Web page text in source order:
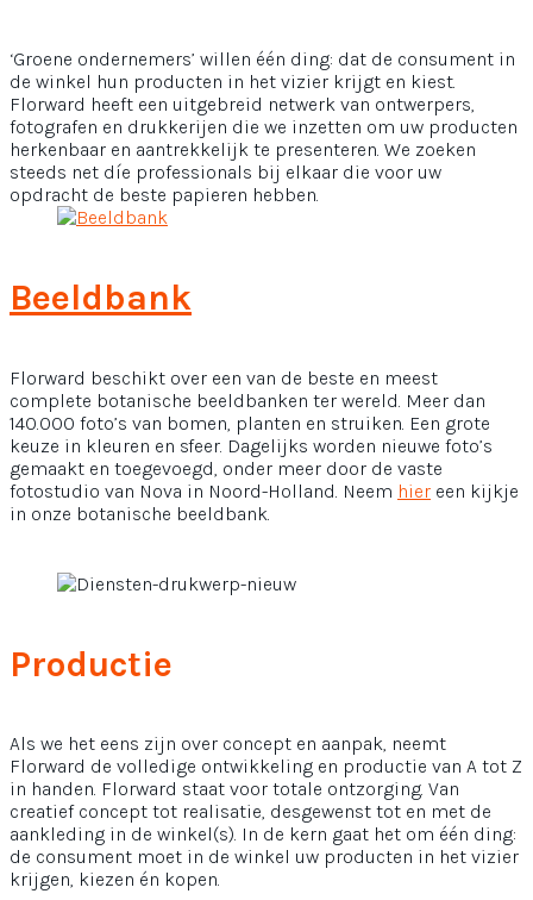
‘Groene ondernemers’ willen één ding: dat de consument in
de winkel hun producten in het vizier krijgt en kiest.
Florward heeft een uitgebreid netwerk van ontwerpers,
fotografen en drukkerijen die we inzetten om uw producten
herkenbaar en aantrekkelijk te presenteren. We zoeken
steeds net díe professionals bij elkaar die voor uw
opdracht de beste papieren hebben.
Beeldbank
Florward beschikt over een van de beste en meest
complete botanische beeldbanken ter wereld. Meer dan
140.000 foto’s van bomen, planten en struiken. Een grote
keuze in kleuren en sfeer. Dagelijks worden nieuwe foto’s
gemaakt en toegevoegd, onder meer door de vaste
fotostudio van Nova in Noord-Holland. Neem hier een kijkje
in onze botanische beeldbank.
Productie
Als we het eens zijn over concept en aanpak, neemt
Florward de volledige ontwikkeling en productie van A tot Z
in handen. Florward staat voor totale ontzorging. Van
creatief concept tot realisatie, desgewenst tot en met de
aankleding in de winkel(s). In de kern gaat het om één ding:
de consument moet in de winkel uw producten in het vizier
krijgen, kiezen én kopen.